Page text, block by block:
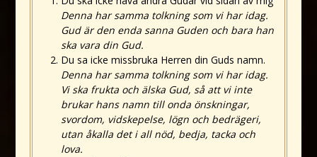
Denna har samma tolkning som vi har idag.
Gud är den enda sanna Guden och bara han
ska vara din Gud.
Du sa icke missbruka Herren din Guds namn.
Denna har samma tolkning som vi har idag.
Vi ska frukta och älska Gud, så att vi inte
brukar hans namn till onda önskningar,
svordom, vidskepelse, lögn och bedrägeri,
utan åkalla det i all nöd, bedja, tacka och
lova.